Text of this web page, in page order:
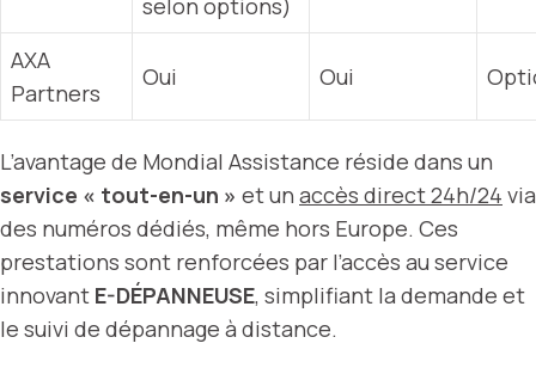
AXA
Partners
Oui Oui
L’avantage de Mondial Assistance réside dans un
service « tout-en-un » et un accès direct 24h/24 via
des numéros dédiés, même hors Europe. Ces
prestations sont renforcées par l’accès au service
innovant E-DÉPANNEUSE, simplifiant la demande et
le suivi de dépannage à distance.